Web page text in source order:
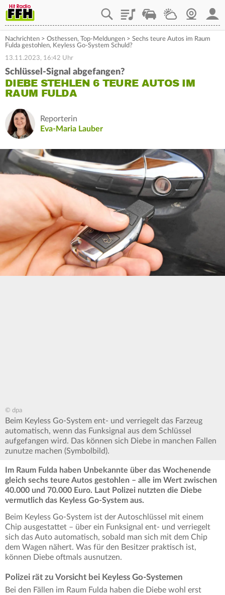
PlaylistStaupilotWetterWebcam
Nachrichten > Osthessen, Top-Meldungen > Sechs teure Autos im Raum
Fulda gestohlen, Keyless Go-System Schuld?
13.11.2023, 16:42 Uhr
Schlüssel-Signal abgefangen?
DIEBE STEHLEN 6 TEURE AUTOS IM
RAUM FULDA
Reporterin
Eva-Maria Lauber
© dpa
Beim Keyless Go-System ent- und verriegelt das Farzeug
automatisch, wenn das Funksignal aus dem Schlüssel
aufgefangen wird. Das können sich Diebe in manchen Fallen
zunutze machen (Symbolbild).
Im Raum Fulda haben Unbekannte über das Wochenende
gleich sechs teure Autos gestohlen – alle im Wert zwischen
40.000 und 70.000 Euro. Laut Polizei nutzten die Diebe
vermutlich das Keyless Go-System aus.
Beim Keyless Go-System ist der Autoschlüssel mit einem
Chip ausgestattet – über ein Funksignal ent- und verriegelt
sich das Auto automatisch, sobald man sich mit dem Chip
dem Wagen nähert. Was für den Besitzer praktisch ist,
können Diebe oftmals ausnutzen.
Polizei rät zu Vorsicht bei Keyless Go-Systemen
Bei den Fällen im Raum Fulda haben die Diebe wohl erst